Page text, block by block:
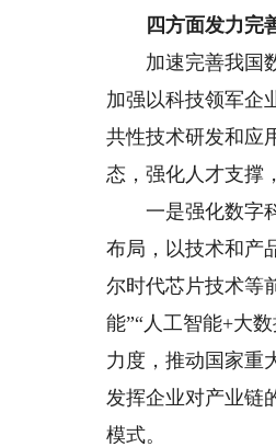
四方面发力完善
加速完善我国数
加强以科技领军企
共性技术研发和应
态，强化人才支撑
一是强化数字科
布局，以技术和产
尔时代芯片技术等
能”“人工智能+大
力度，推动国家重
发挥企业对产业链
模式。